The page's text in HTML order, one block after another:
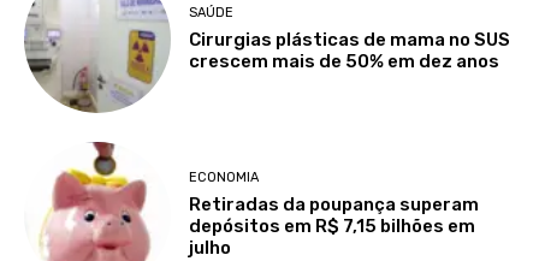
SAÚDE
Cirurgias plásticas de mama no SUS
crescem mais de 50% em dez anos
ECONOMIA
Retiradas da poupança superam
depósitos em R$ 7,15 bilhões em
julho